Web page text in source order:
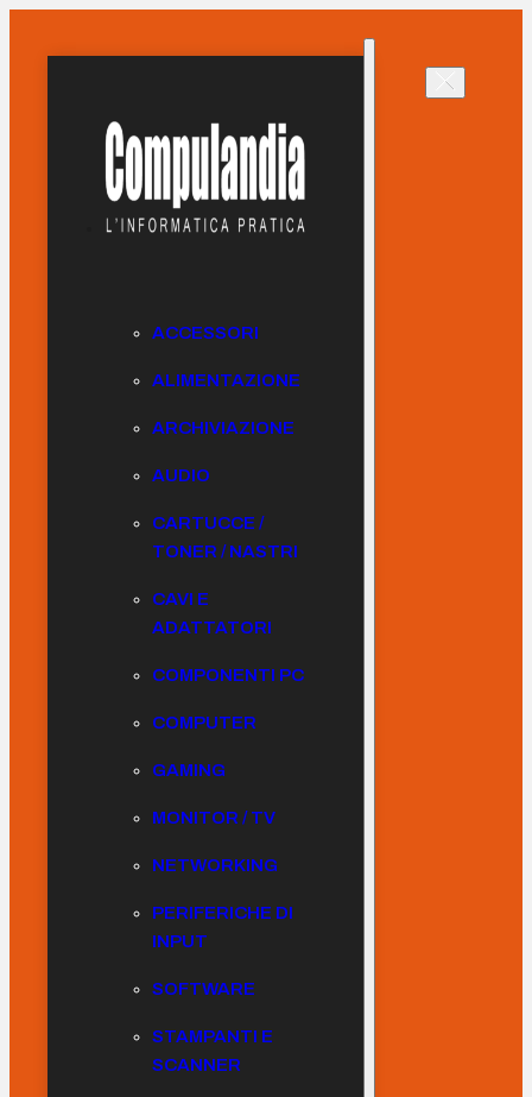
ACCESSORI
ALIMENTAZIONE
ARCHIVIAZIONE
AUDIO
CARTUCCE /
TONER / NASTRI
CAVI E
ADATTATORI
COMPONENTI PC
COMPUTER
GAMING
MONITOR / TV
NETWORKING
PERIFERICHE DI
INPUT
SOFTWARE
STAMPANTI E
SCANNER